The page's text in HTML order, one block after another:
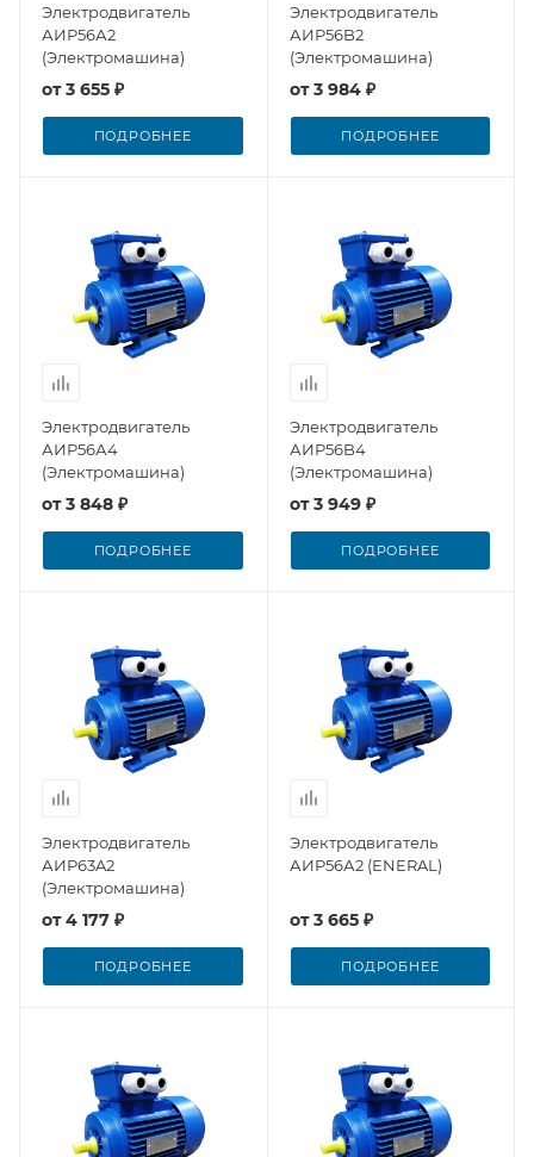
Электродвигатель
АИР56А2
(Электромашина)
от3 655 ₽
ПОДРОБНЕЕ
Электродвигатель
АИР56B2
(Электромашина)
от3 984 ₽
ПОДРОБНЕЕ
Электродвигатель
АИР56А4
(Электромашина)
от3 848 ₽
ПОДРОБНЕЕ
Электродвигатель
АИР56B4
(Электромашина)
от3 949 ₽
ПОДРОБНЕЕ
Электродвигатель
АИР63A2
(Электромашина)
от4 177 ₽
ПОДРОБНЕЕ
Электродвигатель
АИР56А2 (ENERAL)
от3 665 ₽
ПОДРОБНЕЕ